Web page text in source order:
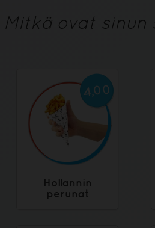
Mitkä ovat sinun
4,00
Hollannin
perunat